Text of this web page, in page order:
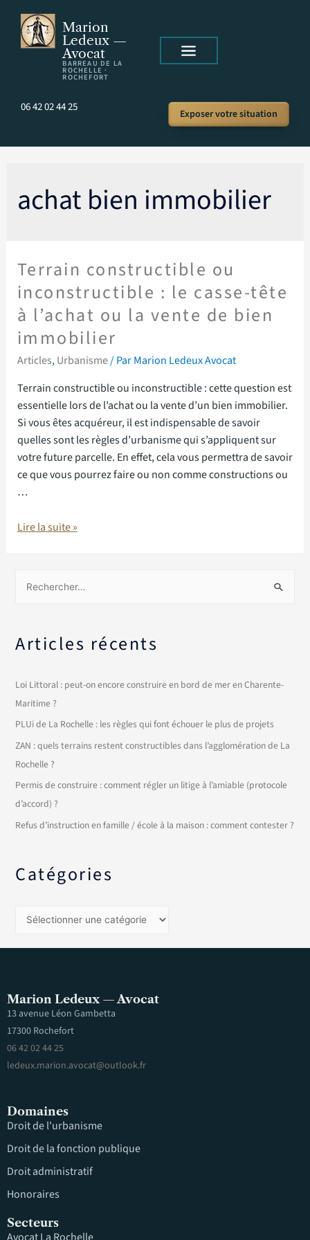
Marion
Ledeux —
Avocat
BARREAU DE LA
ROCHELLE ·
ROCHEFORT
06 42 02 44 25 Exposer votre situation
achat bien immobilier
Terrain constructible ou
inconstructible : le casse-tête
à l’achat ou la vente de bien
immobilier
Articles,Urbanisme/ ParMarion Ledeux Avocat
Terrain constructible ou inconstructible : cette question est
essentielle lors de l’achat ou la vente d’un bien immobilier.
Si vous êtes acquéreur, il est indispensable de savoir
quelles sont les règles d’urbanisme qui s’appliquent sur
votre future parcelle. En effet, cela vous permettra de savoir
ce que vous pourrez faire ou non comme constructions ou
…
Lire la suite »
Articles récents
Loi Littoral : peut-on encore construire en bord de mer en Charente-
Maritime ?
PLUi de La Rochelle : les règles qui font échouer le plus de projets
ZAN : quels terrains restent constructibles dans l’agglomération de La
Rochelle ?
Permis de construire : comment régler un litige à l’amiable (protocole
d’accord) ?
Refus d’instruction en famille / école à la maison : comment contester ?
Catégories
Marion Ledeux — Avocat
13 avenue Léon Gambetta
17300 Rochefort
06 42 02 44 25
ledeux.marion.avocat@outlook.fr
Domaines
Droit de l'urbanisme
Droit de la fonction publique
Droit administratif
Honoraires
Secteurs
Avocat La Rochelle